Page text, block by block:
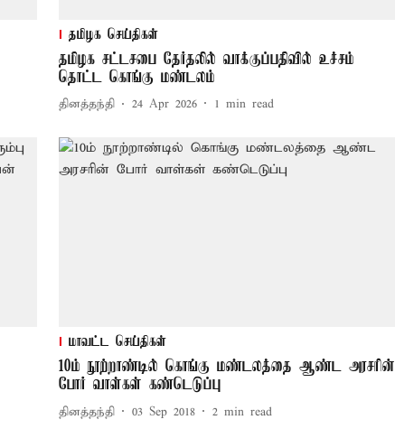
தமிழக செய்திகள்
தமிழக சட்டசபை தேர்தலில் வாக்குப்பதிவில் உச்சம்
தொட்ட கொங்கு மண்டலம்
தினத்தந்தி 24 Apr 2026 1 min read
மாவட்ட செய்திகள்
10–ம் நூற்றாண்டில் கொங்கு மண்டலத்தை ஆண்ட அரசரின்
போர் வாள்கள் கண்டெடுப்பு
தினத்தந்தி 03 Sep 2018 2 min read